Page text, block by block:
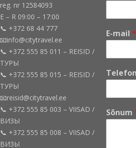
reg. nr 12584093
E – R 09:00 – 17:00
📞 +372 68 44 777
📧info@citytravel.ee
📞 +372 555 85 011 – REISID /
ТУРЫ
📞 +372 555 85 015 – REISID /
ТУРЫ
📧reisid@citytravel.ee
📞 +372 555 85 003 – VIISAD /
ВИЗЫ
📞 +372 555 85 008 – VIISAD /
ВИЗЫ
E-mail *
Sõnum